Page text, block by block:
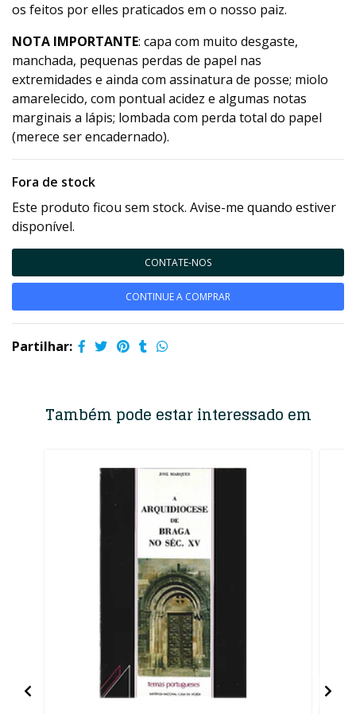
os feitos por elles praticados em o nosso paiz.
NOTA IMPORTANTE: capa com muito desgaste,
manchada, pequenas perdas de papel nas
extremidades e ainda com assinatura de posse; miolo
amarelecido, com pontual acidez e algumas notas
marginais a lápis; lombada com perda total do papel
(merece ser encadernado).
Fora de stock
Este produto ficou sem stock. Avise-me quando estiver
disponível.
CONTATE-NOS
CONTINUE A COMPRAR
Partilhar:
Também pode estar interessado em